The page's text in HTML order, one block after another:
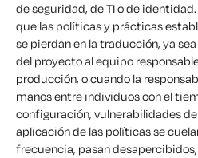
de seguridad, de TI o de
que las políticas y prácticas
se pierdan en la traducción, ya
del proyecto al equipo
producción, o cuando la
manos entre individuos con el
configuración, vulnerabilidades
aplicación de las políticas se
frecuencia, pasan